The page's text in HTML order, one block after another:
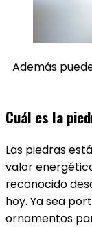
Además
Cuál es la
Las piedras
valor
reconocido
hoy. Ya sea
ornamentos